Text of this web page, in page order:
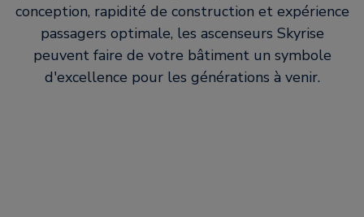
conception, rapidité de construction et expérience
passagers optimale, les ascenseurs Skyrise
peuvent faire de votre bâtiment un symbole
d'excellence pour les générations à venir.